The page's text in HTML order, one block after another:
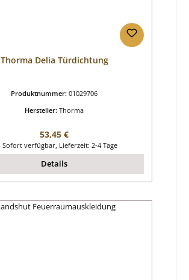
Thorma Delia Türdichtung
Produktnummer: 01029706
Hersteller: Thorma
Regulärer Preis:
53,45 €
Sofort verfügbar, Lieferzeit: 2-4 Tage
Details